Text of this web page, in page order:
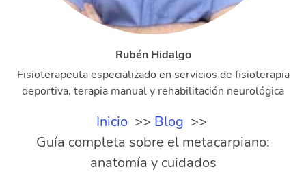
Rubén Hidalgo
Fisioterapeuta especializado en servicios de fisioterapia
deportiva, terapia manual y rehabilitación neurológica
Inicio
Blog
Guía completa sobre el metacarpiano:
anatomía y cuidados